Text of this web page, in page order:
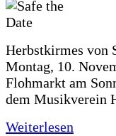
Herbstkirmes von
Montag, 10.
Flohmarkt am
dem Musikverein
Weiterlesen